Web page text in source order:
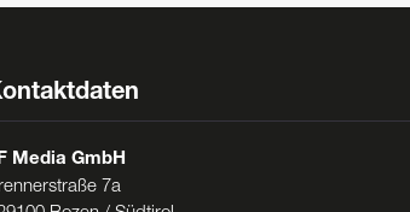
Media GmbH
7a